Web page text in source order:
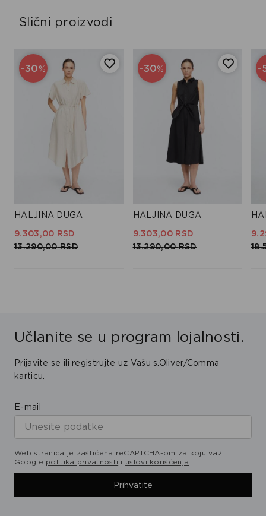
Slični proizvodi
-30%
HALJINA DUGA
9.303,00 RSD
13.290,00 RSD
-30%
HALJINA DUGA
9.303,00 RSD
13.290,00 RSD
-
Učlanite se u program lojalnosti.
Prijavite se ili registrujte uz Vašu s.Oliver/Comma
karticu.
E-mail
Web stranica je zaštićena reCAPTCHA-om za koju važi
Google politika privatnosti i uslovi korišćenja
Prihvatite